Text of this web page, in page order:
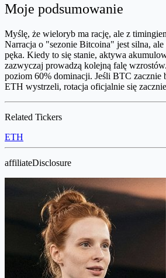
Moje podsumowanie
Myślę, że wieloryb ma rację, ale z
Narracja o "sezonie Bitcoina" jest silna,
pęka. Kiedy to się stanie, aktywa
zazwyczaj prowadzą kolejną falę
poziom 60% dominacji. Jeśli BTC zacznie
ETH wystrzeli, rotacja oficjalnie się
Related Tickers
ETH
affiliateDisclosure